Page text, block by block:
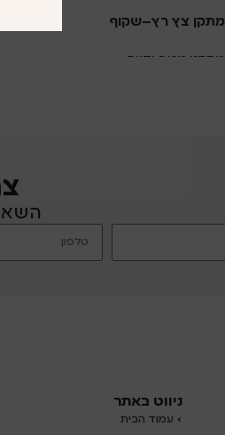
מתקן צץ רץ–שקוף
מתקני ניגוב ידיים
ניווט באתר
› עמוד הבית